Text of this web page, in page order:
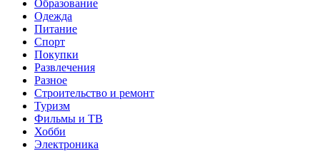
Образование
Одежда
Питание
Спорт
Покупки
Развлечения
Разное
Строительство и ремонт
Туризм
Фильмы и ТВ
Хобби
Электроника